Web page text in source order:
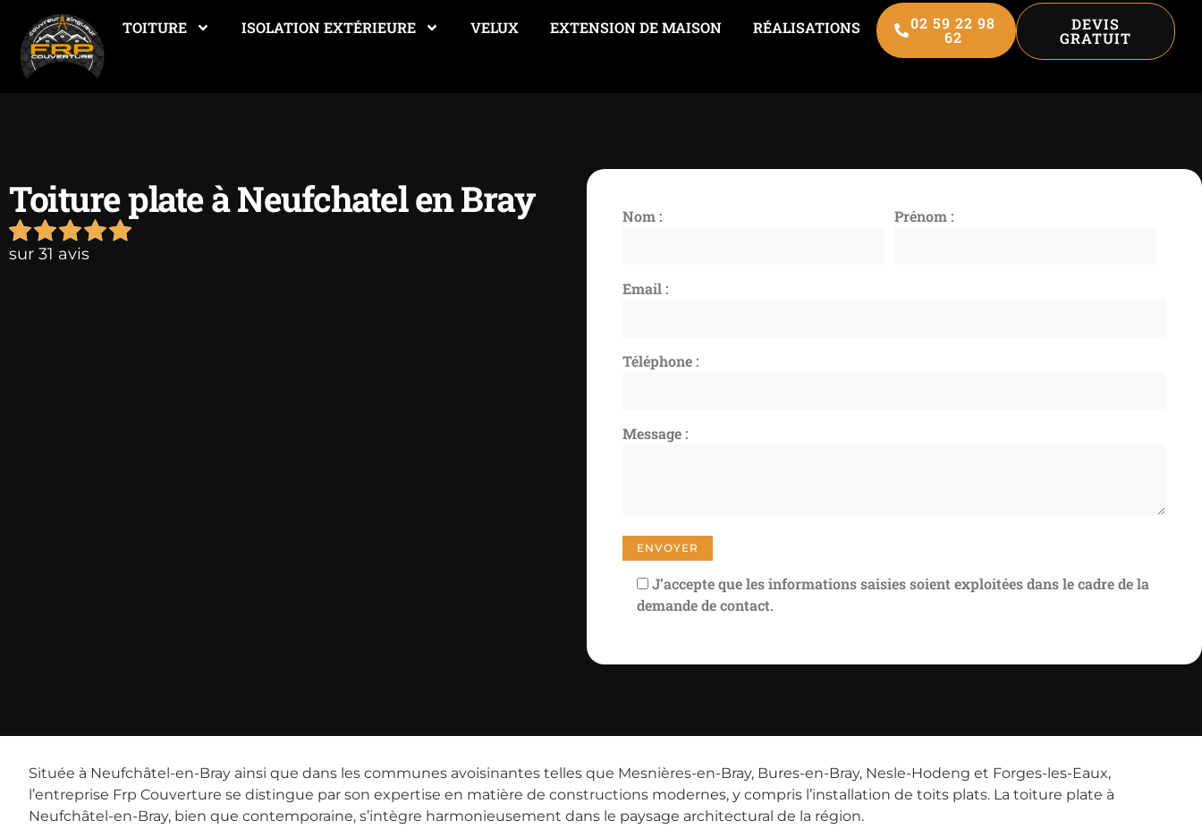
TOITURE ISOLATION EXTÉRIEURE VELUX EXTENSION DE MAISON RÉALISATIONS 02 59 22 98
62
DEVIS
GRATUIT
Toiture plate à Neufchatel en Bray
sur 31 avis
Nom : Prénom :
Email :
Téléphone :
Message :
J’accepte que les informations saisies soient exploitées dans le cadre de la
demande de contact.
Située à Neufchâtel-en-Bray ainsi que dans les communes avoisinantes telles que Mesnières-en-Bray, Bures-en-Bray, Nesle-Hodeng et Forges-les-Eaux,
l’entreprise Frp Couverture se distingue par son expertise en matière de constructions modernes, y compris l’installation de toits plats. La toiture plate à
Neufchâtel-en-Bray, bien que contemporaine, s’intègre harmonieusement dans le paysage architectural de la région.